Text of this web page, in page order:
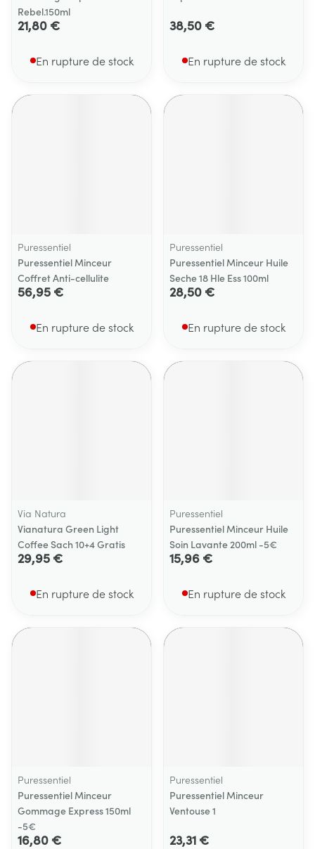
Rebel.150ml
21,80 €
En rupture de stock
38,50 €
En rupture de stock
Puressentiel
Puressentiel Minceur
Coffret Anti-cellulite
56,95 €
En rupture de stock
Puressentiel
Puressentiel Minceur Huile
Seche 18 Hle Ess 100ml
28,50 €
En rupture de stock
Via Natura
Vianatura Green Light
Coffee Sach 10+4 Gratis
29,95 €
En rupture de stock
Puressentiel
Puressentiel Minceur Huile
Soin Lavante 200ml -5€
15,96 €
En rupture de stock
Puressentiel
Puressentiel Minceur
Gommage Express 150ml
-5€
16,80 €
Puressentiel
Puressentiel Minceur
Ventouse 1
23,31 €